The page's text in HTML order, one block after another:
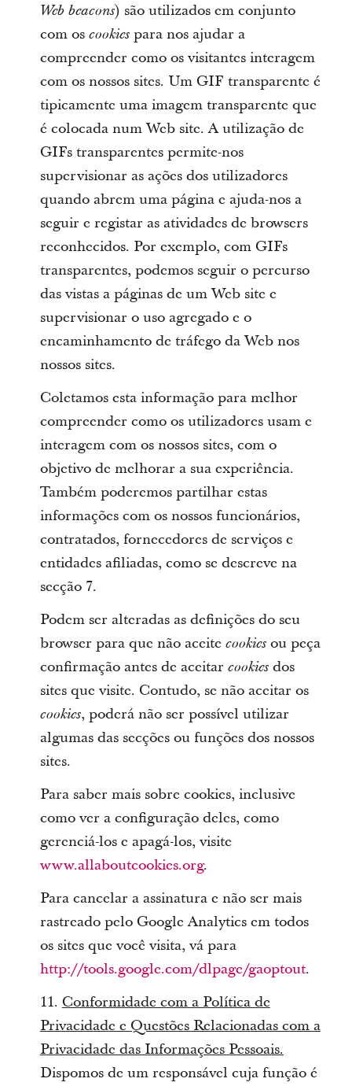
Web beacons) são utilizados em conjunto
com os cookiespara nos ajudar a
compreender como os visitantes interagem
com os nossos sites. Um GIF transparente é
tipicamente uma imagem transparente que
é colocada num Web site. A utilização de
GIFs transparentes permite-nos
supervisionar as ações dos utilizadores
quando abrem uma página e ajuda-nos a
seguir e registar as atividades de browsers
reconhecidos. Por exemplo, com GIFs
transparentes, podemos seguir o percurso
das vistas a páginas de um Web site e
supervisionar o uso agregado e o
encaminhamento de tráfego da Web nos
nossos sites.
Coletamos esta informação para melhor
compreender como os utilizadores usam e
interagem com os nossos sites, com o
objetivo de melhorar a sua experiência.
Também poderemos partilhar estas
informações com os nossos funcionários,
contratados, fornecedores de serviços e
entidades afiliadas, como se descreve na
secção 7.
Podem ser alteradas as definições do seu
browser para que não aceite cookiesou peça
confirmação antes de aceitar cookiesdos
sites que visite. Contudo, se não aceitar os
cookies, poderá não ser possível utilizar
algumas das secções ou funções dos nossos
sites.
Para saber mais sobre cookies, inclusive
como ver a configuração deles, como
gerenciá-los e apagá-los, visite
www.allaboutcookies.org.
Para cancelar a assinatura e não ser mais
rastreado pelo Google Analytics em todos
os sites que você visita, vá para
http://tools.google.com/dlpage/gaoptout.
11.Conformidade com a Política de
Privacidade e Questões Relacionadas com a
Privacidade das Informações Pessoais.
Dispomos de um responsável cuja função é